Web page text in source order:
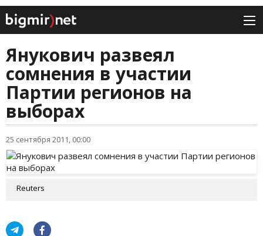
Янукович развеял
сомнения в участии
Партии регионов на
выборах
25 сентября 2011, 00:00
Reuters